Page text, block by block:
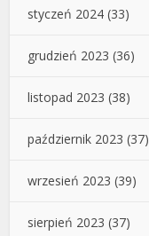
styczeń 2024 (33)
grudzień 2023 (36)
listopad 2023 (38)
październik 2023 (37)
wrzesień 2023 (39)
sierpień 2023 (37)